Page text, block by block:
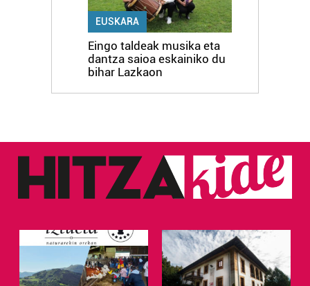
EUSKARA
Eingo taldeak musika eta
dantza saioa eskainiko du
bihar Lazkaon